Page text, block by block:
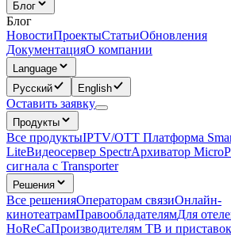
Блог
Блог
НовостиПроектыСтатьиОбновления
ДокументацияО компании
Language
Русский
English
Оставить заявку
Продукты
Все продуктыIPTV/OTT Платформа
LiteВидеосервер SpectrАрхиватор
сигнала с Transporter
Решения
Все решенияОператорам связиОнлайн-
кинотеатрамПравообладателямДля
HoReCaПроизводителям ТВ и приставок